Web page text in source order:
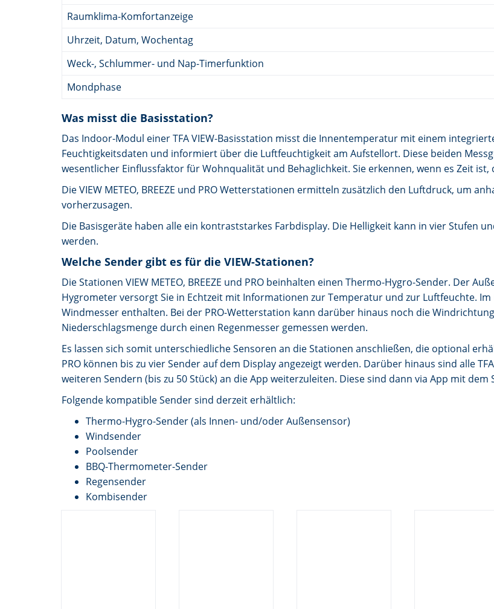
Raumklima-Komfortanzeige
Uhrzeit, Datum, Wochentag
Weck-, Schlummer- und Nap-Timerfunktion
Mondphase
Was misst die Basisstation?
Das Indoor-Modul einer TFA VIEW-Basisstation misst die Innentemperatur mit einem
Feuchtigkeitsdaten und informiert über die Luftfeuchtigkeit am Aufstellort. Diese beiden
wesentlicher Einflussfaktor für Wohnqualität und Behaglichkeit. Sie erkennen, wenn es Zeit
Die VIEW METEO, BREEZE und PRO Wetterstationen ermitteln zusätzlich den Luftdruck, um
vorherzusagen.
Die Basisgeräte haben alle ein kontraststarkes Farbdisplay. Die Helligkeit kann in vier Stufen
werden.
Welche Sender gibt es für die VIEW-Stationen?
Die Stationen VIEW METEO, BREEZE und PRO beinhalten einen Thermo-Hygro-Sender. Der
Hygrometer versorgt Sie in Echtzeit mit Informationen zur Temperatur und zur Luftfeuchte. Im
Windmesser enthalten. Bei der PRO-Wetterstation kann darüber hinaus noch die
Niederschlagsmenge durch einen Regenmesser gemessen werden.
Es lassen sich somit unterschiedliche Sensoren an die Stationen anschließen, die optional
PRO können bis zu vier Sender auf dem Display angezeigt werden. Darüber hinaus sind alle
weiteren Sendern (bis zu 50 Stück) an die App weiterzuleiten. Diese sind dann via App mit
Folgende kompatible Sender sind derzeit erhältlich:
Thermo-Hygro-Sender (als Innen- und/oder Außensensor)
Windsender
Poolsender
BBQ-Thermometer-Sender
Regensender
Kombisender